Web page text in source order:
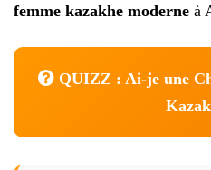
femme kazakhe moderne à
QUIZZ : Ai-je une